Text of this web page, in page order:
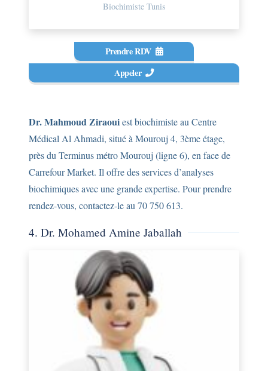
Biochimiste Tunis
Prendre RDV
Appeler
Dr. Mahmoud Ziraouiest biochimiste au Centre
Médical Al Ahmadi, situé à Mourouj 4, 3ème étage,
près du Terminus métro Mourouj (ligne 6), en face de
Carrefour Market. Il offre des services d’analyses
biochimiques avec une grande expertise. Pour prendre
rendez-vous, contactez-le au 70 750 613.
4. Dr. Mohamed Amine Jaballah